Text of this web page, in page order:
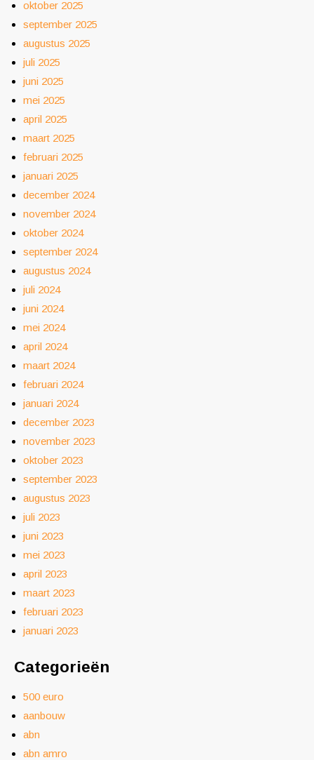
oktober 2025
september 2025
augustus 2025
juli 2025
juni 2025
mei 2025
april 2025
maart 2025
februari 2025
januari 2025
december 2024
november 2024
oktober 2024
september 2024
augustus 2024
juli 2024
juni 2024
mei 2024
april 2024
maart 2024
februari 2024
januari 2024
december 2023
november 2023
oktober 2023
september 2023
augustus 2023
juli 2023
juni 2023
mei 2023
april 2023
maart 2023
februari 2023
januari 2023
Categorieën
500 euro
aanbouw
abn
abn amro